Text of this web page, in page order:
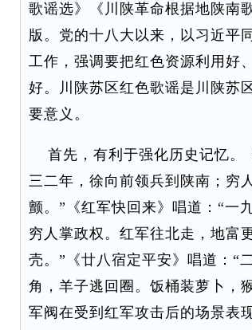
歌谣选》《川陕革命根据地陕南
版。党的十八大以来，以习近平
工作，强调要把红色资源利用好
好。川陕苏区红色歌谣是川陕苏
要意义。
首先，有利于强化历史记忆。
三二年，徐向前领兵到陕南；穷
颤。”《红军快回来》唱道：“一
穷人掌政权。红军往北走，地富
壳。”《廿八宿定平安》唱道：“
角，羊子逃回圈。饭桶装萝卜，
军阀在受到红军攻击后的场景表